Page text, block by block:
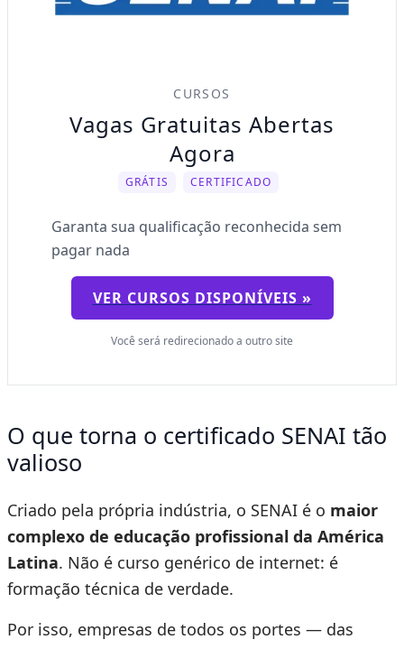
CURSOS
Vagas Gratuitas Abertas
Agora
GRÁTIS CERTIFICADO
Garanta sua qualificação reconhecida sem
pagar nada
VER CURSOS DISPONÍVEIS »
Você será redirecionado a outro site
O que torna o certificado SENAI tão
valioso
Criado pela própria indústria, o SENAI é o maior
complexo de educação profissional da América
Latina. Não é curso genérico de internet: é
formação técnica de verdade.
Por isso, empresas de todos os portes — das